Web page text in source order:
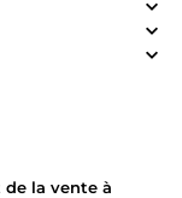
de la vente à